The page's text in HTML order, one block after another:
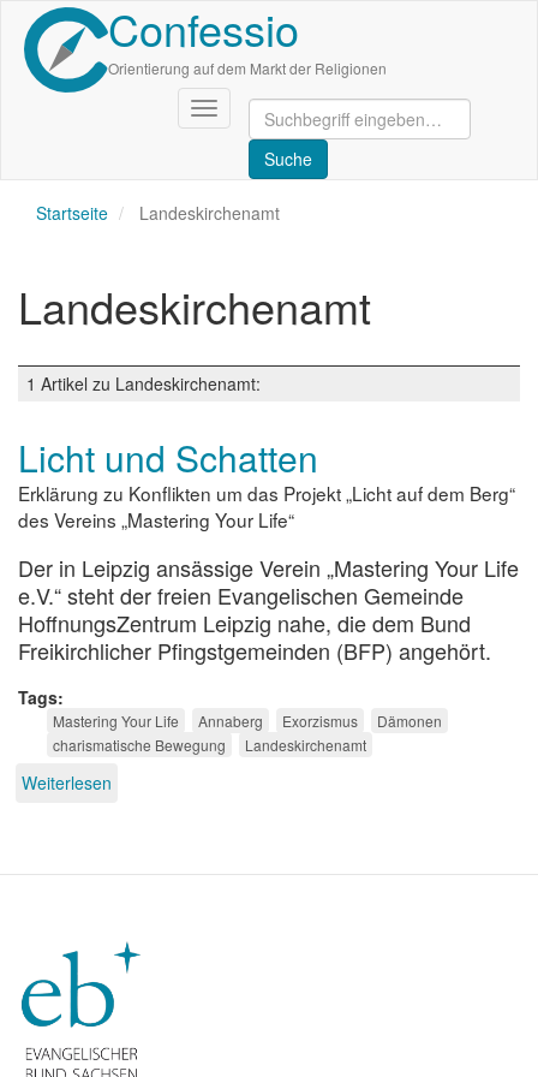
Direkt
zum
Inhalt
Confessio
Orientierung auf dem Markt der Religionen
Navigation
aktivieren/deaktivieren
Startseite Landeskirchenamt
Landeskirchenamt
1 Artikel zu Landeskirchenamt:
Licht und Schatten
Erklärung zu Konflikten um das Projekt „Licht auf dem Berg“
des Vereins „Mastering Your Life“
Der in Leipzig ansässige Verein „Mastering Your Life
e.V.“ steht der freien Evangelischen Gemeinde
HoffnungsZentrum Leipzig nahe, die dem Bund
Freikirchlicher Pfingstgemeinden (BFP) angehört.
Tags
Mastering Your Life Annaberg Exorzismus
Dämonen
charismatische Bewegung
Landeskirchenamt
Weiterlesen